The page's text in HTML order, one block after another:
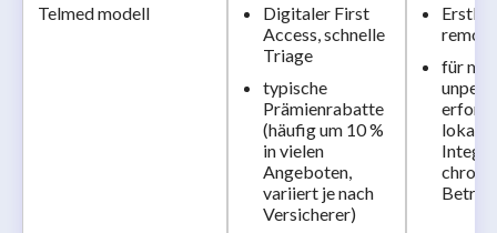
Telmed modell
Digitaler First
Access, schnelle
Triage
typische
Prämienrabatte
(häufig um 10 %
in vielen
Angeboten,
variiert je nach
Versicherer)
remote
für
lokale